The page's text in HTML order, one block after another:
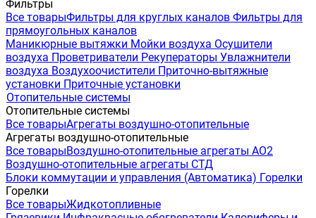
Фильтры
Все товарыФильтры для круглых каналов Фильтры для
прямоугольных каналов
Маникюрные вытяжки Мойки воздуха Осушители
воздуха Проветриватели Рекуператоры Увлажнители
воздуха Воздухоочистители Приточно-вытяжные
установки Приточные установки
Отопительные системы
Отопительные системы
Все товарыАгрегаты воздушно-отопительные
Агрегаты воздушно-отопительные
Все товарыВоздушно-отопительные агрегаты АО2
Воздушно-отопительные агрегаты СТД
Блоки коммутации и управления (Автоматика) Горелки
Горелки
Все товарыЖидкотопливные